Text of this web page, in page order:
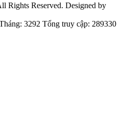
Reserved. Designed by
3292 Tổng truy cập: 289330